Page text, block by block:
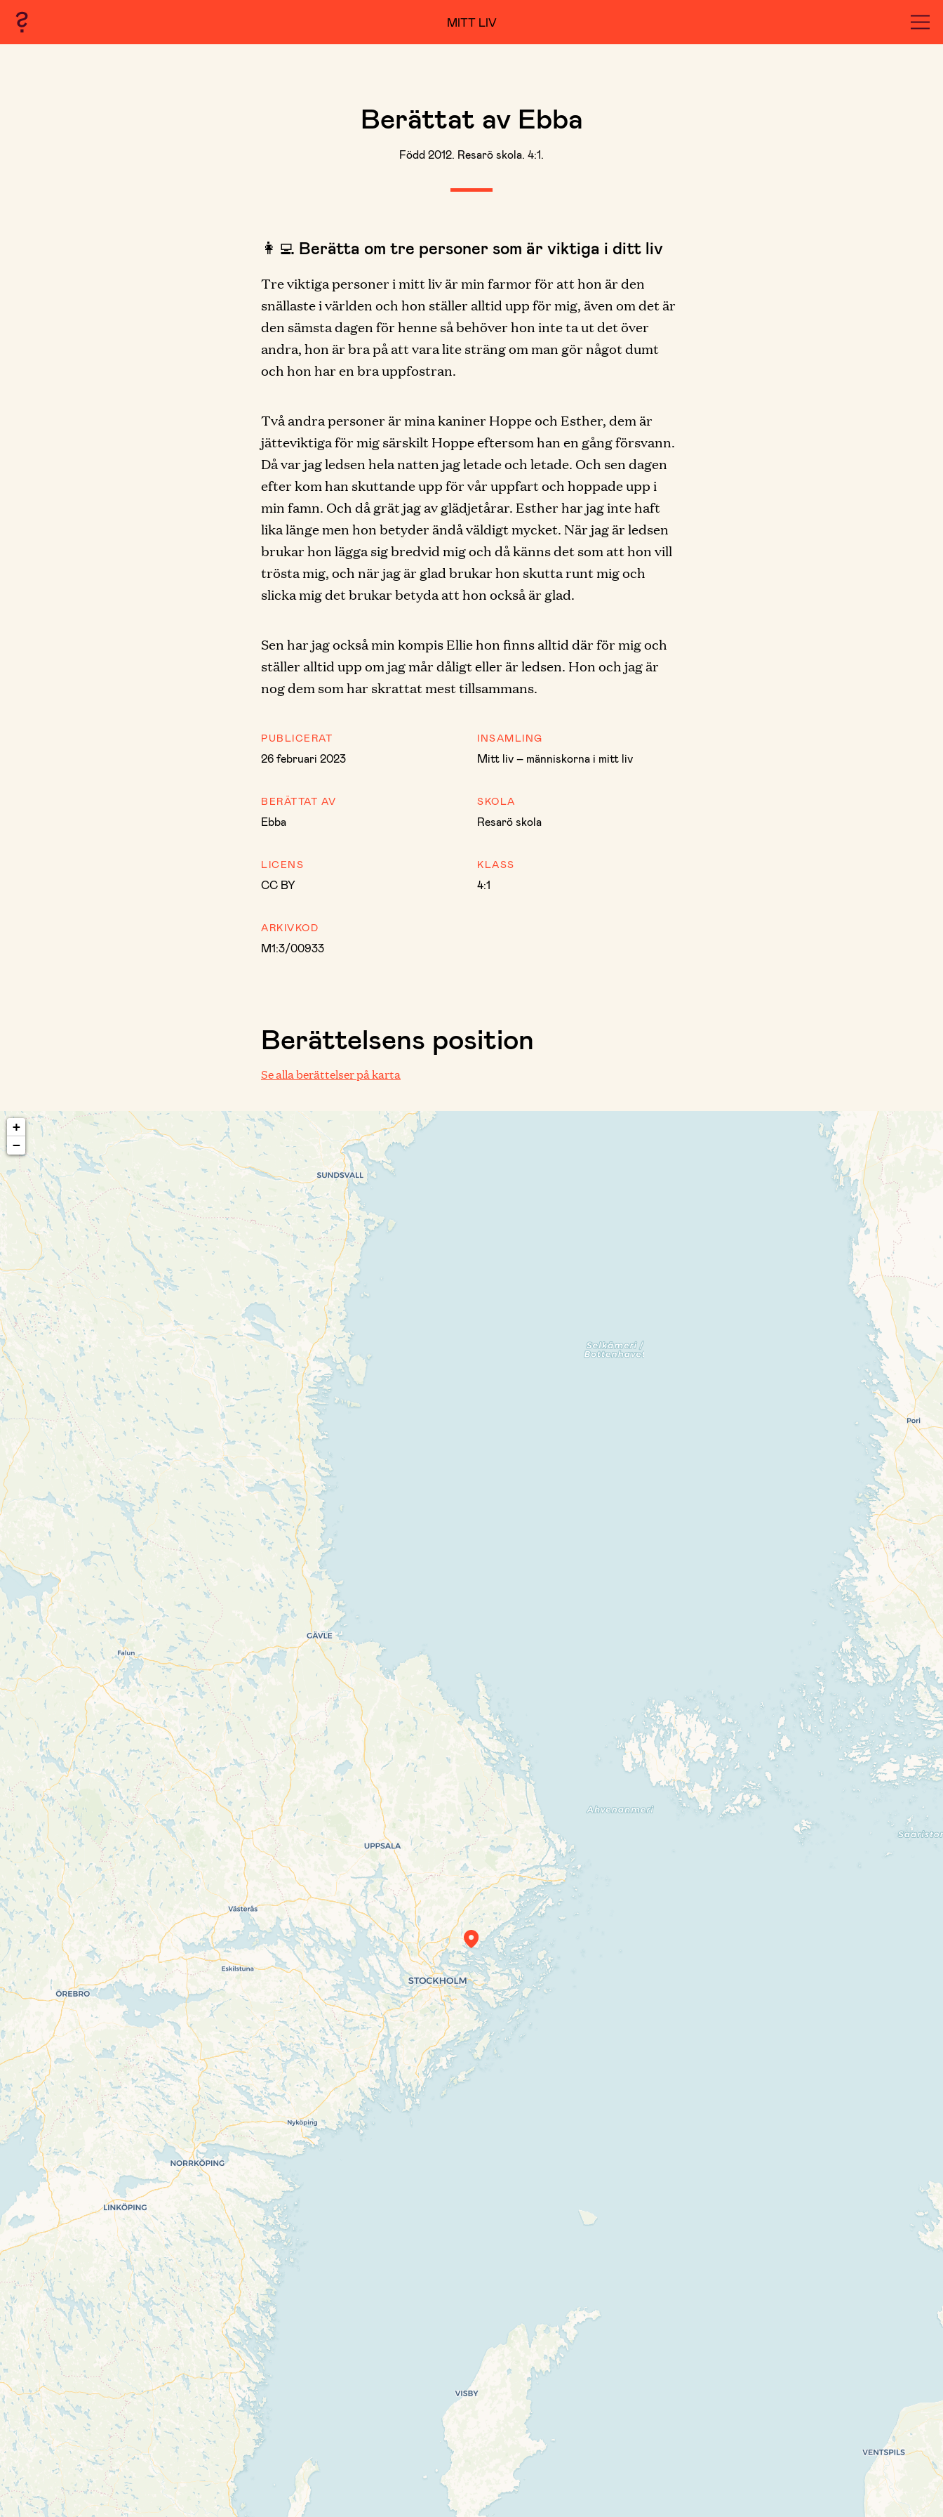
MITT LIV
Berättat av Ebba
Född 2012. Resarö skola. 4:1.
👩‍💻 Berätta om tre personer som är viktiga i ditt liv
Tre viktiga personer i mitt liv är min farmor för att hon är den
snällaste i världen och hon ställer alltid upp för mig, även om det är
den sämsta dagen för henne så behöver hon inte ta ut det över
andra, hon är bra på att vara lite sträng om man gör något dumt
och hon har en bra uppfostran.
Två andra personer är mina kaniner Hoppe och Esther, dem är
jätteviktiga för mig särskilt Hoppe eftersom han en gång försvann.
Då var jag ledsen hela natten jag letade och letade. Och sen dagen
efter kom han skuttande upp för vår uppfart och hoppade upp i
min famn. Och då grät jag av glädjetårar. Esther har jag inte haft
lika länge men hon betyder ändå väldigt mycket. När jag är ledsen
brukar hon lägga sig bredvid mig och då känns det som att hon vill
trösta mig, och när jag är glad brukar hon skutta runt mig och
slicka mig det brukar betyda att hon också är glad.
Sen har jag också min kompis Ellie hon finns alltid där för mig och
ställer alltid upp om jag mår dåligt eller är ledsen. Hon och jag är
nog dem som har skrattat mest tillsammans.
PUBLICERAT
26 februari 2023
BERÄTTAT AV
Ebba
LICENS
CC BY
ARKIVKOD
M1:3/00933
INSAMLING
Mitt liv – människorna i mitt liv
SKOLA
Resarö skola
KLASS
4:1
Berättelsens position
Se alla berättelser på karta
Travelers’ Map is loading…
If you see this after your page is loaded completely, leafletJS files are missing.
+
−